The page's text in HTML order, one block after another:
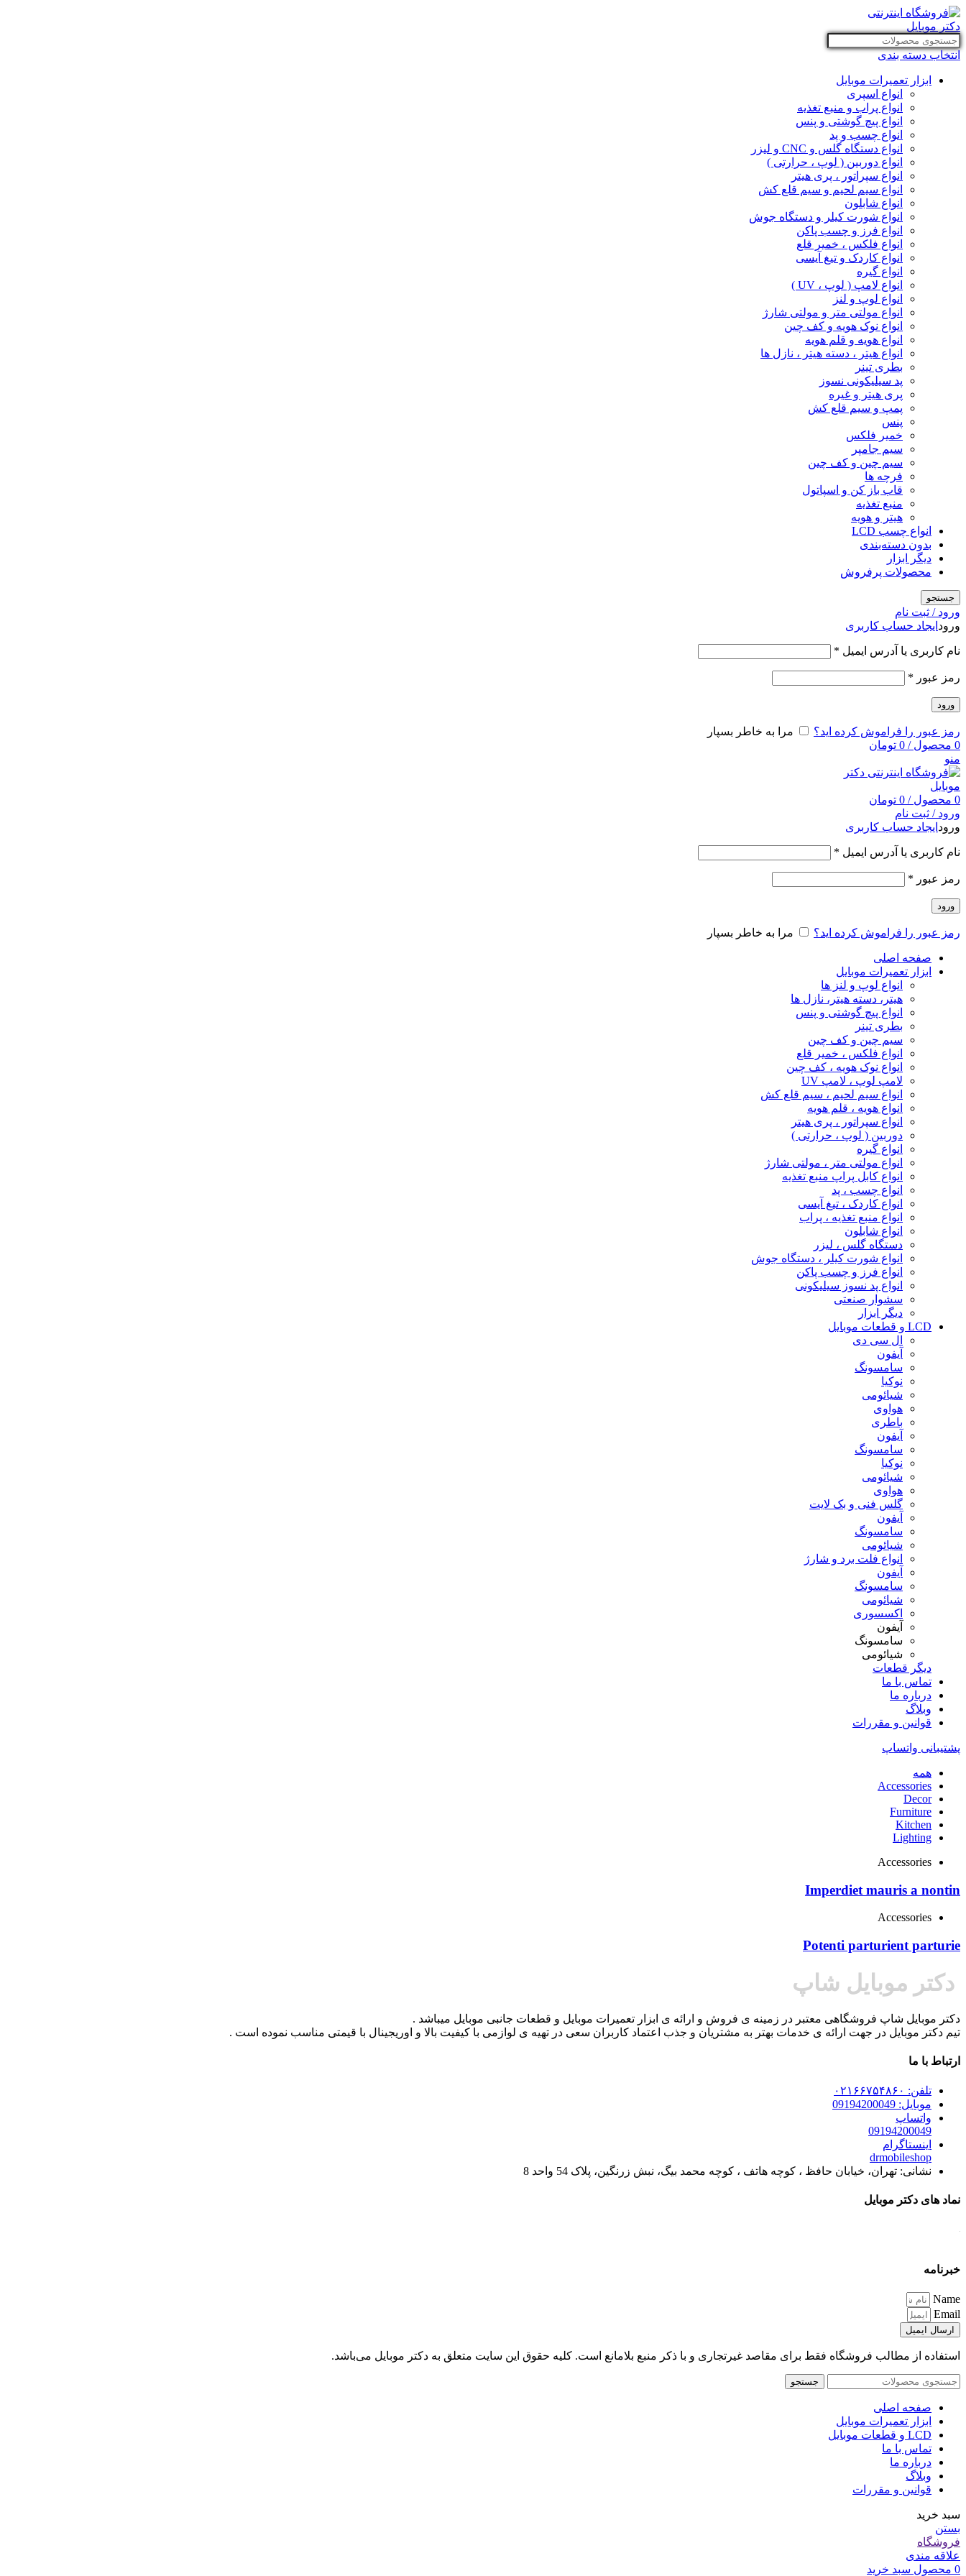
انتخاب دسته بندی
ابزار تعمیرات موبایل
انواع اسپری
انواع پراب و منبع تغذیه
انواع پیچ گوشتی و پنس
انواع چسب و پد
انواع دستگاه گلس و CNC و لیزر
انواع دوربین ( لوپ ، حرارتی )
انواع سپراتور ، پری هیتر
انواع سیم لحیم و سیم قلع کش
انواع شابلون
انواع شورت کیلر و دستگاه جوش
انواع فرز و چسب پاکن
انواع فلکس ، خمیر قلع
انواع کاردک و تیغ آیسی
انواع گیره
انواع لامپ ( لوپ ، UV )
انواع لوپ و لنز
انواع مولتی متر و مولتی شارژ
انواع نوک هویه و کف چین
انواع هویه و قلم هویه
انواع هیتر ، دسته هیتر ، نازل ها
بطری تینر
پد سیلیکونی نسوز
پری هیتر و غیره
پمپ و سیم قلع کش
پنس
خمیر فلکس
سیم جامپر
سیم چین و کف چین
فرچه ها
قاب باز کن و اسپاتول
منبع تغذیه
هیتر و هویه
انواع چسب LCD
بدون دسته‌بندی
دیگر ابزار
محصولات پرفروش
جستجو
ورود / ثبت نام
ورود ایجاد حساب کاربری
نام کاربری یا آدرس ایمیل *
رمز عبور *
ورود
رمز عبور را فراموش کرده اید؟
مرا به خاطر بسپار
0 محصول /
0 تومان
منو
0 محصول /
0 تومان
ورود / ثبت نام
ورود ایجاد حساب کاربری
نام کاربری یا آدرس ایمیل *
رمز عبور *
ورود
رمز عبور را فراموش کرده اید؟ مرا به خاطر بسپار
صفحه اصلی
ابزار تعمیرات موبایل
انواع لوپ و لنز ها
هیتر، دسته هیتر، نازل ها
انواع پیچ‌ گوشتی و پنس
بطری تینر
سیم چین و کف چین
انواع فلکس ، خمیر قلع
انواع نوک هویه ، کف چین
لامپ لوپ ، لامپ UV
انواع سیم لحیم ، سیم قلع کش
انواع هویه ، قلم هویه
انواع سپراتور ، پری هیتر
دوربین ( لوپ ، حرارتی )
انواع گیره
انواع مولتی متر ، مولتی شارژ
انواع کابل پراپ منبع تغذیه
انواع چسب ، پد
انواع کاردک ، تیغ آیسی
انواع منبع تغذیه ، پراب
انواع شابلون
دستگاه گلس ، لیزر
انواع شورت کیلر ، دستگاه جوش
انواع فرز و چسب پاکن
انواع پد نسوز سیلیکونی
سشوار صنعتی
دیگر ابزار
LCD و قطعات موبایل
ال سی دی
آیفون
سامسونگ
نوکیا
شیائومی
هواوی
باطری
آیفون
سامسونگ
نوکیا
شیائومی
هواوی
گلس فنی و بک لایت
آیفون
سامسونگ
شیائومی
انواع فلت برد و شارژ
آیفون
سامسونگ
شیائومی
اکسسوری
آیفون
سامسونگ
شیائومی
دیگر قطعات
تماس با ما
درباره ما
وبلاگ
قوانین و مقررات
پشتیبانی واتساپ
همه
Accessories
Decor
Furniture
Kitchen
Lighting
Accessories
Imperdiet mauris a nontin
Accessories
Potenti parturient parturie
دکتر موبایل شاپ
دکتر موبایل شاپ فروشگاهی معتبر در زمینه ی فروش و ارائه ی ابزار تعمیرات موبایل و قطعات جانبی موبایل میباشد .
تیم دکتر موبایل در جهت ارائه ی خدمات بهتر به مشتریان و جذب اعتماد کاربران سعی در تهیه ی لوازمی با کیفیت بالا و اوریجینال با قیمتی مناسب نموده است .
ارتباط با ما
تلفن: ۰۲۱۶۶۷۵۴۸۶۰
موبایل: 09194200049
واتساپ
09194200049
اینستاگرام
drmobileshop
نشانی: تهران، خیابان حافظ ، کوچه هاتف ، کوچه محمد بیگ، نبش زرنگین، پلاک 54 واحد 8
نماد های دکتر موبایل
خبرنامه
Name
Email
ارسال ایمیل
استفاده از مطالب فروشگاه فقط برای مقاصد غیرتجاری و با ذکر منبع بلامانع است. کلیه حقوق این سایت متعلق به دکتر موبایل می‌باشد.
جستجو
صفحه اصلی
ابزار تعمیرات موبایل
LCD و قطعات موبایل
تماس با ما
درباره ما
وبلاگ
قوانین و مقررات
سبد خرید
بستن
فروشگاه
علاقه مندی
0 محصول سبد خرید